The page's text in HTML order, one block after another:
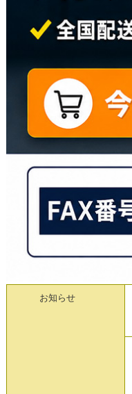
お知らせ